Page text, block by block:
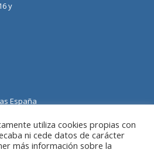
y
España
Desarrollado
utiliza cookies propias con
ni cede datos de carácter
más información sobre la